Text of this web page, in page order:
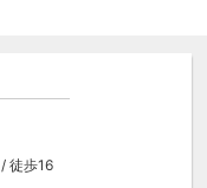
徒歩16